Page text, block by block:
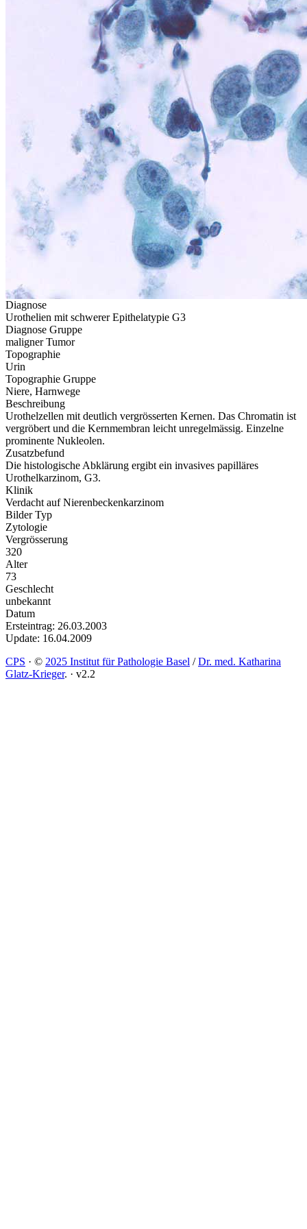
Diagnose
Urothelien mit schwerer Epithelatypie G3
Diagnose Gruppe
maligner Tumor
Topographie
Urin
Topographie Gruppe
Niere, Harnwege
Beschreibung
Urothelzellen mit deutlich vergrösserten Kernen. Das Chromatin ist
vergröbert und die Kernmembran leicht unregelmässig. Einzelne
prominente Nukleolen.
Zusatzbefund
Die histologische Abklärung ergibt ein invasives papilläres
Urothelkarzinom, G3.
Klinik
Verdacht auf Nierenbeckenkarzinom
Bilder Typ
Zytologie
Vergrösserung
320
Alter
73
Geschlecht
unbekannt
Datum
Ersteintrag: 26.03.2003
Update: 16.04.2009
CPS · © 2025 Institut für Pathologie Basel /Dr. med. Katharina
Glatz-Krieger. · v2.2